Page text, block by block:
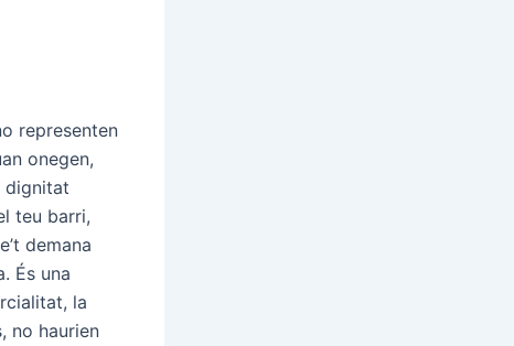
representen
onegen,
dignitat
teu barri,
demana
És una
la
no haurien